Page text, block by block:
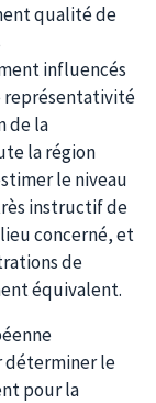
qualité de
influencés
représentativité
de la
la région
le niveau
instructif de
concerné, et
de
équivalent.
déterminer le
pour la